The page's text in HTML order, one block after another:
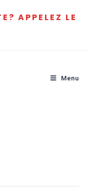
APPELEZ LE
Menu